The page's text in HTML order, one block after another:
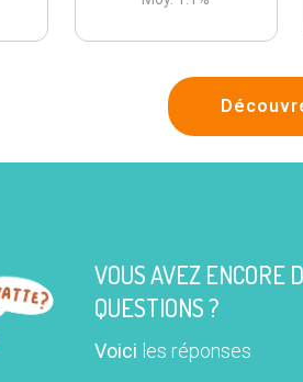
VOUS AVEZ ENCORE
QUESTIONS ?
Voici les réponses